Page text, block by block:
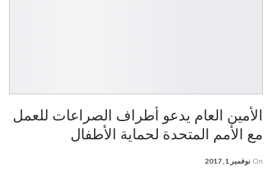
الأمين العام يدعو أطراف الصراعات للعمل
مع الأمم المتحدة لحماية الأطفال
On نوفمبر 1, 2017